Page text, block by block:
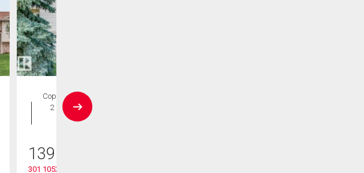
Copropriété
2 CAC , 1
SDB
139 999
301 10528 29 Avenue